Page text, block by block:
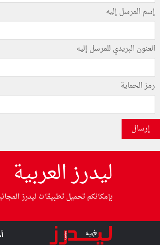
إسم المرسل إليه
العنون البريدي للمرسل إليه
رمز الحماية
إرسال
ليدرز العربية
بإمكانكم تحميل تطبيقات ليدرز